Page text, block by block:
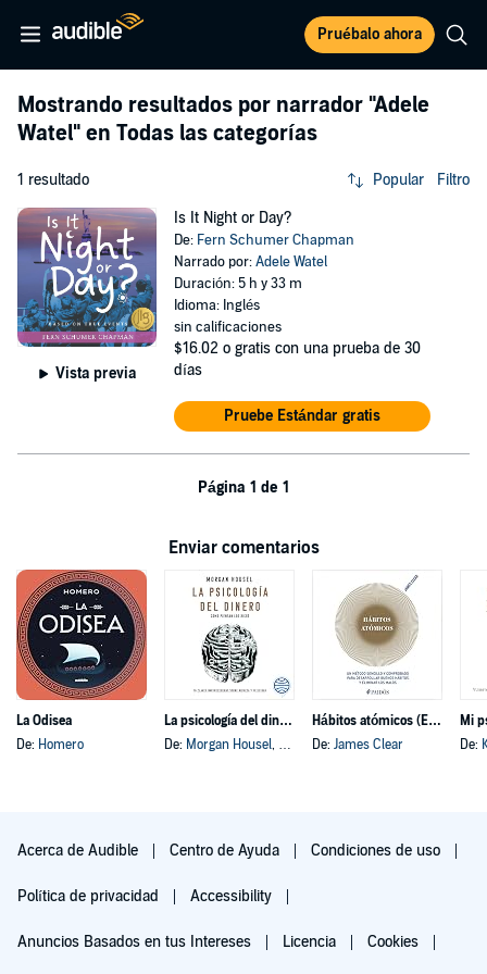
Pruébalo ahora
Mostrando resultados por narrador "Adele
Watel" en Todas las categorías
1 resultado Popular Filtro
Vista previa
Is It Night or Day?
De: Fern Schumer Chapman
Narrado por:Adele Watel
Duración: 5 h y 33 m
Idioma: Inglés
sin calificaciones
$16.02 o gratis con una prueba de 30
días
Pruebe Estándar gratis
Página 1 de 1
Enviar comentarios
La Odisea
De: Homero
La psicología del dinero
De: Morgan Housel, y otros
Hábitos atómicos (Español neutro)
De: James Clear
Mi
De:
Acerca de Audible Centro de Ayuda Condiciones de uso
Política de privacidad Accessibility
Anuncios Basados en tus Intereses Licencia Cookies